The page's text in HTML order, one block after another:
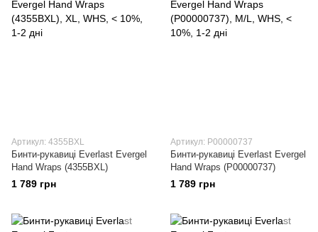
Артикул: 4355BXL
Бинти-рукавиці Everlast Evergel
Hand Wraps (4355BXL)
1 789 грн
Артикул: P00000737
Бинти-рукавиці Everlast Evergel
Hand Wraps (P00000737)
1 789 грн